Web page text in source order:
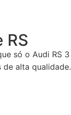
RS
só o Audi RS
alta qualidade.